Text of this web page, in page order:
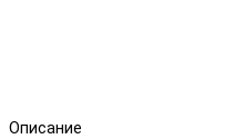
Описание